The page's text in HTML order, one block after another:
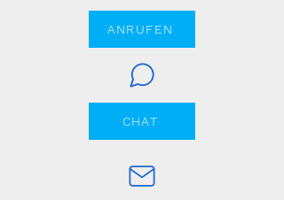
ANRUFEN
CHAT